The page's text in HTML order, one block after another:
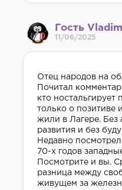
Гость
11/06/2025
Отец народов на
Почитал
кто
только о позитиве
жили в Лагере. Без
развития и без
Недавно
70-х годов
Посмотрите и вы.
разница между
живущем за